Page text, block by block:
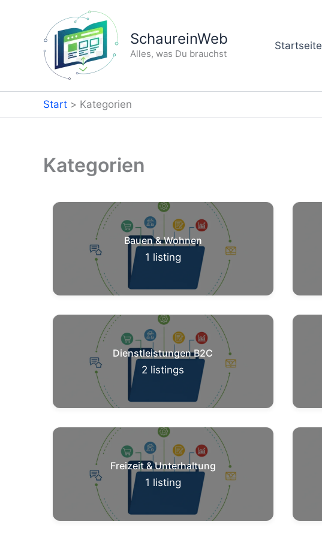
SchaureinWeb
Alles, was Du brauchst
Startseite
Start Kategorien
Kategorien
Bauen & Wohnen
1 listing
Dienstleistungen B2C
2 listings
Freizeit & Unterhaltung
1 listing